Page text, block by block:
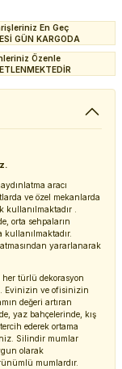
En Geç
GÜN KARGODA
Özenle
aracı
ve özel mekanlarda
.
orta sehpaların
kullanılmaktadır.
yararlanarak
her türlü dekorasyon
Evinizin ve ofisinizin
değeri artıran
yaz bahçelerinde, kış
ederek ortama
Silindir mumlar
olarak
mumlardır.